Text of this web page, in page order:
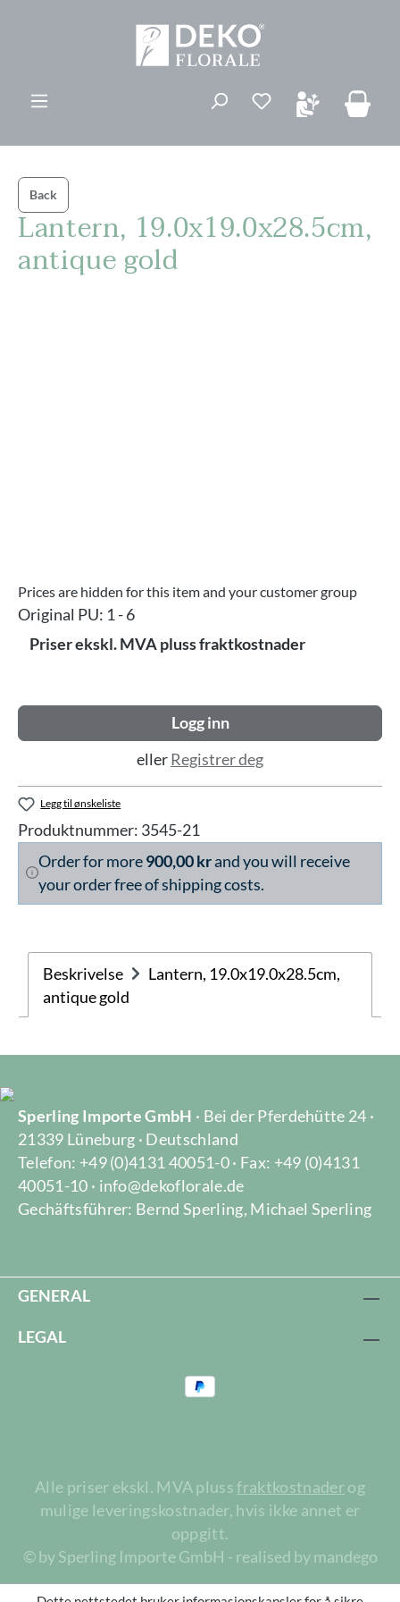
Du har 0
Back
Lantern, 19.0x19.0x28.5cm,
antique gold
Prices are hidden for this item and your customer group
Original PU: 1 - 6
Priser ekskl. MVA pluss fraktkostnader
Logg inn
ellerRegistrer deg
Legg til ønskeliste
Produktnummer: 3545-21
Order for more900,00 krand you will receive
your order free of shipping costs.
Beskrivelse
Lantern, 19.0x19.0x28.5cm,
antique gold
Sperling Importe GmbH · Bei der Pferdehütte 24 ·
21339 Lüneburg · Deutschland
Telefon: +49 (0)4131 40051-0 · Fax: +49 (0)4131
40051-10 · info@dekoflorale.de
Gechäftsführer: Bernd Sperling, Michael Sperling
GENERAL
LEGAL
Alle priser ekskl. MVA plussfraktkostnaderog
mulige leveringskostnader, hvis ikke annet er
oppgitt.
© by Sperling Importe GmbH - realised by mandego